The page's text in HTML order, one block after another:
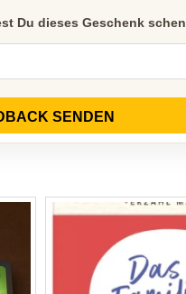
Du dieses Geschenk
SENDEN